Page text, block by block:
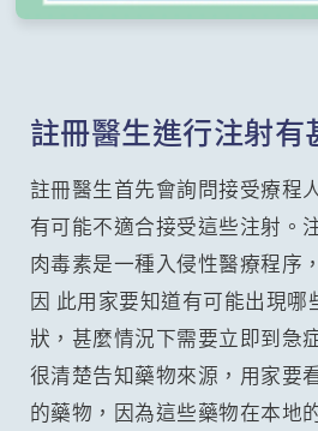
註冊醫生進行注射有
註冊醫生首先會詢問接受療程
有可能不適合接受這些注射。
肉毒素是一種入侵性醫療程序
因 此用家要知道有可能出現哪
狀，甚麼情況下需要立即到急
很清楚告知藥物來源，用家要
的藥物，因為這些藥物在本地